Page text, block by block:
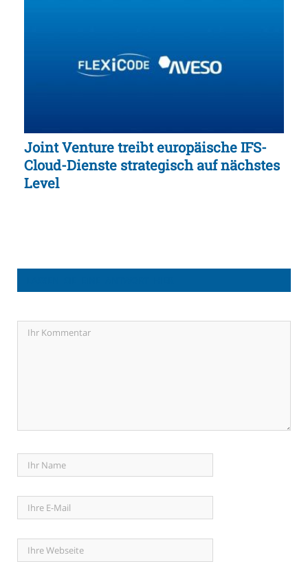
Joint Venture treibt europäische IFS-
Cloud-Dienste strategisch auf nächstes
Level